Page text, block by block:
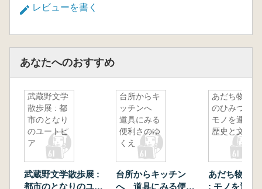
レビューを書く
あなたへのおすすめ
武蔵野文学
散歩展 : 都
市のとなり
のユートピ
ア
武蔵野文学散歩展 :
都市のとなりのユー
台所からキ
ッチンへ
道具にみる
便利さのゆ
くえ
台所からキッチン
へ 道具にみる便利
あだち物流
のひみつ :
モノを運ぶ
歴史と文化
あだち物流
: モノを運ぶ